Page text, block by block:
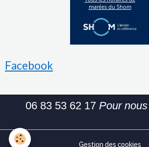
Facebook
06 83 53 62 17 Pour
Gestion des cookies